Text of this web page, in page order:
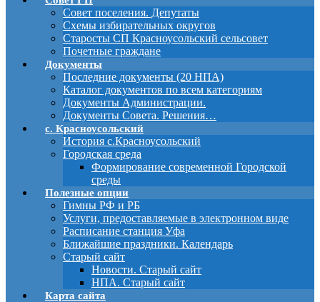
Совет поселения. Депутаты
Схемы избирательных округов
Старосты СП Красноусольский сельсовет
Почетные граждане
Документы
Последние документы (20 НПА)
Каталог документов по всем категориям
Документы Администрации.
Документы Совета. Решения…
с. Красноусольский
История с.Красноусольский
Городская среда
Формирование современной Городской
среды
Полезные опции
Гимны РФ и РБ
Услуги, предоставляемые в электронном виде
Расписание станция Уфа
Ближайшие праздники. Календарь
Старый сайт
Новости. Старый сайт
НПА. Старый сайт
Карта сайта